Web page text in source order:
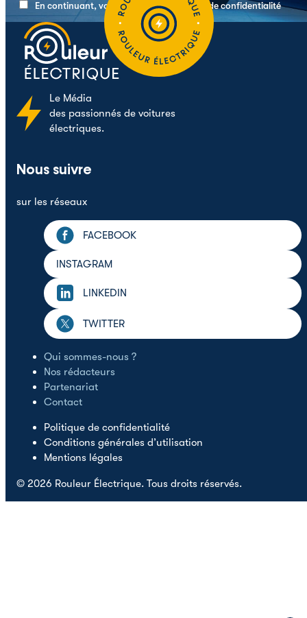
En continuant, vous acceptez la politique de confidentialité
Le Média
des passionnés de voitures
électriques.
Nous suivre
sur les réseaux
FACEBOOK
INSTAGRAM
LINKEDIN
TWITTER
Qui sommes-nous ?
Nos rédacteurs
Partenariat
Contact
Politique de confidentialité
Conditions générales d’utilisation
Mentions légales
© 2026 Rouleur Électrique. Tous droits réservés.